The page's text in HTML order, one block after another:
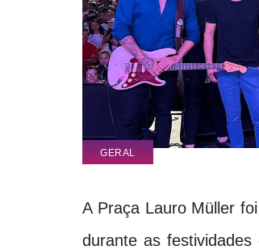
GERAL
A Praça Lauro Müller
durante as